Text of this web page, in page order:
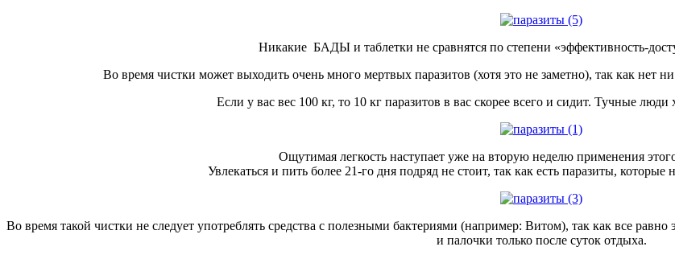
Никакие БАДЫ и таблетки не сравнятся по степени «эффективность-
Во время чистки может выходить очень много мертвых паразитов (хотя это не заметно), так как нет
Если у вас вес 100 кг, то 10 кг паразитов в вас скорее всего и сидит. Тучные
Ощутимая легкость наступает уже на вторую неделю применения
Увлекаться и пить более 21-го дня подряд не стоит, так как есть паразиты,
Во время такой чистки не следует употреблять средства с полезными бактериями (например: Витом), так как все
и палочки только после суток отдыха.